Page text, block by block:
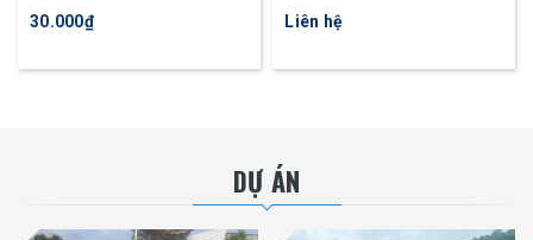
đường tự động HDT11
30.000₫
nồi đơn ATM300
Liên hệ
DỰ ÁN